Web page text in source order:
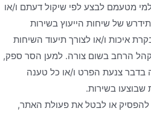
מטעמם לבצע לפי שיקול דעתם ו/או
של שיחות הייעוץ בשירות
איכות ו/או לצורך תיעוד השיחות
הרחב בשום צורה. למען הסר ספק,
בדבר צנעת הפרט ו/או כל טענה
בשירות.
או לבטל את פעולת האתר,